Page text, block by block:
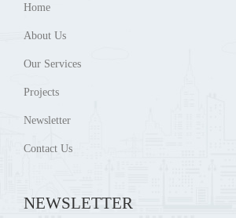
Home
About Us
Our Services
Projects
Newsletter
Contact Us
NEWSLETTER